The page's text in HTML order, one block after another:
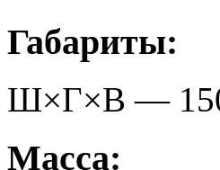
Габариты:
Ш×Г×В —
Масса: